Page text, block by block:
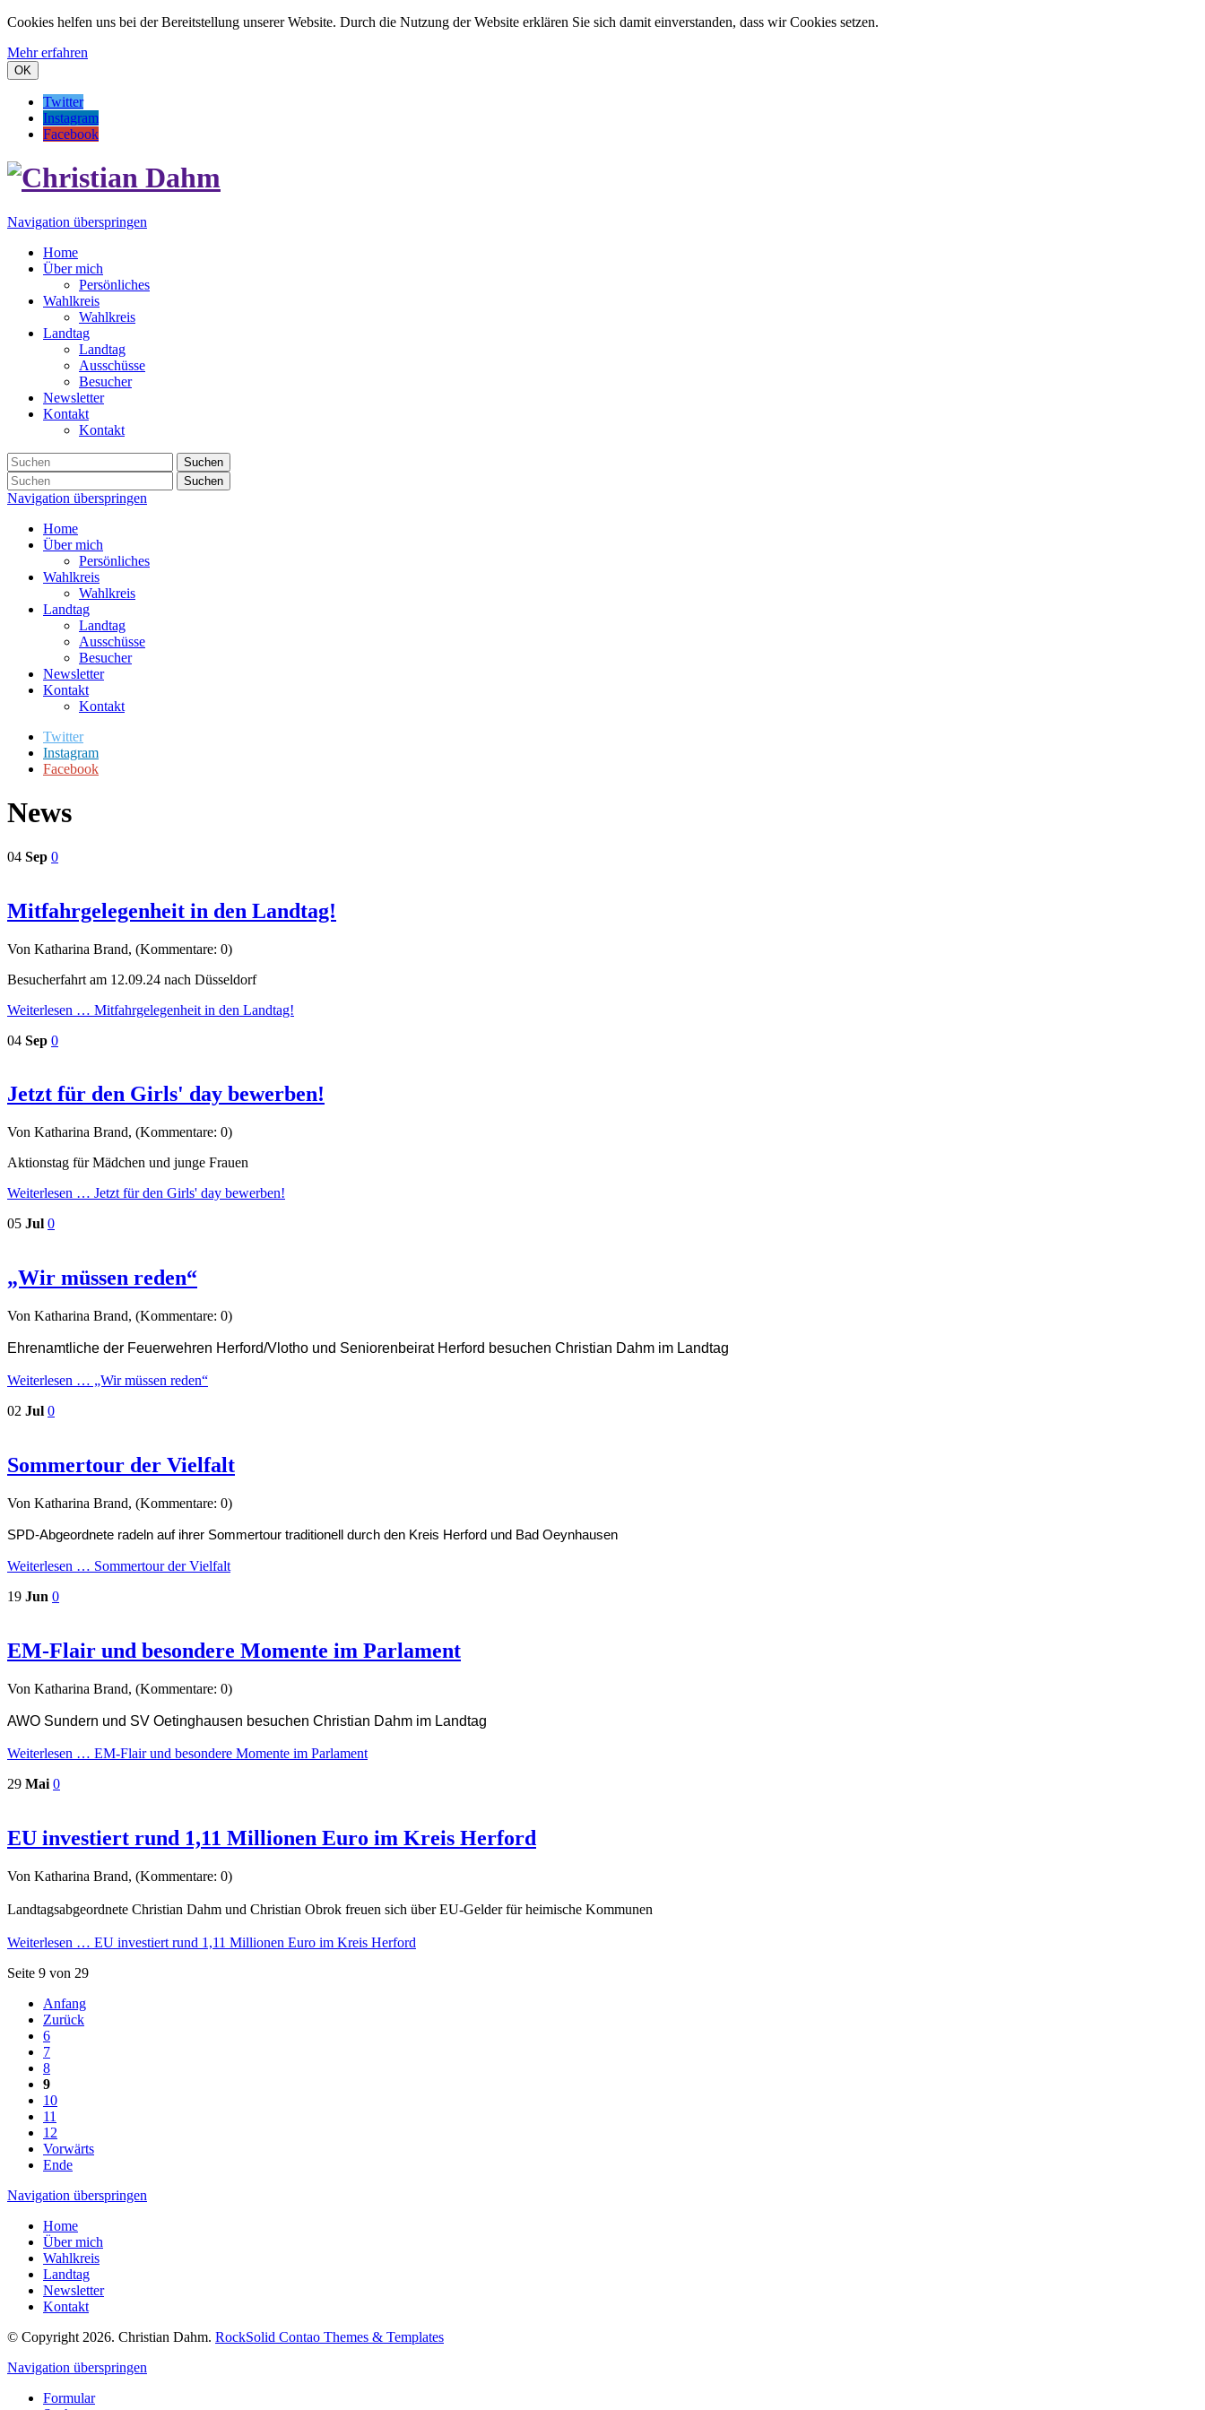
Cookies helfen uns bei der Bereitstellung unserer Website. Durch die Nutzung der Website erklären Sie sich damit einverstanden, dass wir Cookies setzen.
Mehr erfahren
OK
Twitter
Instagram
Facebook
Navigation überspringen
Home
Über mich
Persönliches
Wahlkreis
Wahlkreis
Landtag
Landtag
Ausschüsse
Besucher
Newsletter
Kontakt
Kontakt
Suchen
Suchen
Navigation überspringen
Home
Über mich
Persönliches
Wahlkreis
Wahlkreis
Landtag
Landtag
Ausschüsse
Besucher
Newsletter
Kontakt
Kontakt
Twitter
Instagram
Facebook
News
04 Sep 0
Mitfahrgelegenheit in den Landtag!
Von Katharina Brand, (Kommentare: 0)
Besucherfahrt am 12.09.24 nach Düsseldorf
Weiterlesen … Mitfahrgelegenheit in den Landtag!
04 Sep 0
Jetzt für den Girls' day bewerben!
Von Katharina Brand, (Kommentare: 0)
Aktionstag für Mädchen und junge Frauen
Weiterlesen … Jetzt für den Girls' day bewerben!
05 Jul 0
„Wir müssen reden“
Von Katharina Brand, (Kommentare: 0)
Ehrenamtliche der Feuerwehren Herford/Vlotho und Seniorenbeirat Herford besuchen Christian Dahm im Landtag
Weiterlesen … „Wir müssen reden“
02 Jul 0
Sommertour der Vielfalt
Von Katharina Brand, (Kommentare: 0)
SPD-Abgeordnete radeln auf ihrer Sommertour traditionell durch den Kreis Herford und Bad Oeynhausen
Weiterlesen … Sommertour der Vielfalt
19 Jun 0
EM-Flair und besondere Momente im Parlament
Von Katharina Brand, (Kommentare: 0)
AWO Sundern und SV Oetinghausen besuchen Christian Dahm im Landtag
Weiterlesen … EM-Flair und besondere Momente im Parlament
29 Mai 0
EU investiert rund 1,11 Millionen Euro im Kreis Herford
Von Katharina Brand, (Kommentare: 0)
Landtagsabgeordnete Christian Dahm und Christian Obrok freuen sich über EU-Gelder für heimische Kommunen
Weiterlesen … EU investiert rund 1,11 Millionen Euro im Kreis Herford
Seite 9 von 29
Anfang
Zurück
6
7
8
9
10
11
12
Vorwärts
Ende
Navigation überspringen
Home
Über mich
Wahlkreis
Landtag
Newsletter
Kontakt
© Copyright 2026. Christian Dahm. RockSolid Contao Themes & Templates
Navigation überspringen
Formular